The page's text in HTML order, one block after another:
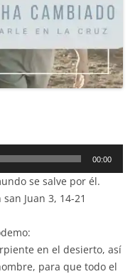
00:00
se salve por él.
Juan 3, 14-21
en el desierto, así
para que todo el